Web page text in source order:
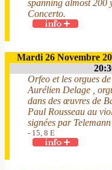
spanning almost 200
Concerto.
Mardi 26 Novembre
Orfeo et les orgues
Aurélien Delage ,
dans des œuvres de
Paul Rousseau au
signées par
- 15, 8 E